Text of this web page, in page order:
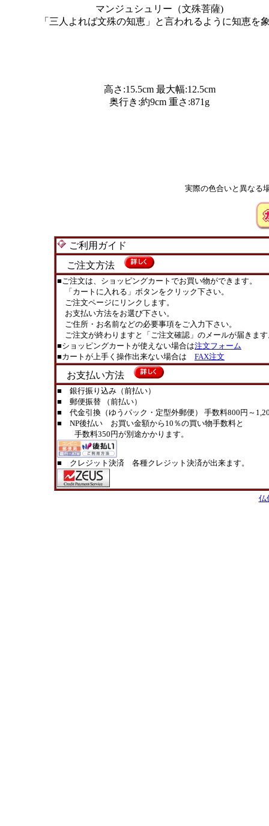
マンジュシュリー（文殊菩薩)
「三人よれば文殊の知恵」と言われるように知恵を
高さ:15.5cm 最大幅:12.5cm
奥行き:約9cm 重さ:871g
実際の色合いと異なる
ご利用ガイド
ご注文方法
■ご注文は、ショッピングカートでお買い物ができます。
「カートに入れる」ボタンをクリック下さい。
ご注文ページにリンクします。
お支払い方法をお選び下さい。
ご住所・お名前などの必要事項をご入力下さい。
ご注文が終わりますと「ご注文確認」のメールが届きま
■ショッピングカートが使えない場合は注文フォーム
■カートが上手く操作出来ない場合は FAX注文
お支払い方法
■ 銀行振り込み（前払い）
■ 郵便振替 （前払い）
■ 代金引換（ゆうパック・定型外郵便） 手数料800円～
■ NP後払い お買い金額から10％の買い物手数料と
手数料350円が別途かかります。
■ クレジット決済 各種クレジット決済が出来ます。
仏